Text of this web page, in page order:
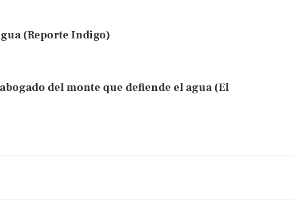
(Reporte Indigo)
del monte que defiende el agua (El